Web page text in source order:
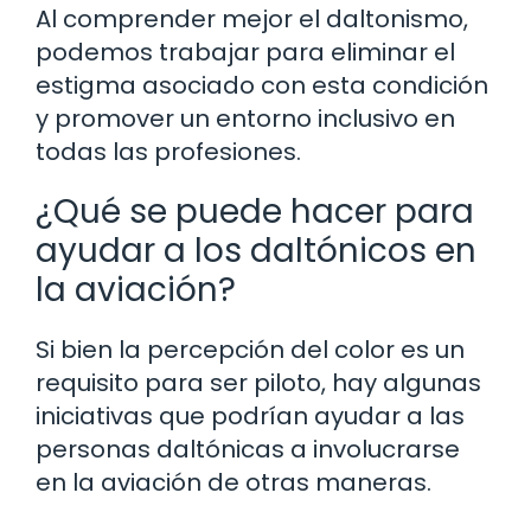
Al comprender mejor el daltonismo,
podemos trabajar para eliminar el
estigma asociado con esta condición
y promover un entorno inclusivo en
todas las profesiones.
¿Qué se puede hacer para
ayudar a los daltónicos en
la aviación?
Si bien la percepción del color es un
requisito para ser piloto, hay algunas
iniciativas que podrían ayudar a las
personas daltónicas a involucrarse
en la aviación de otras maneras.